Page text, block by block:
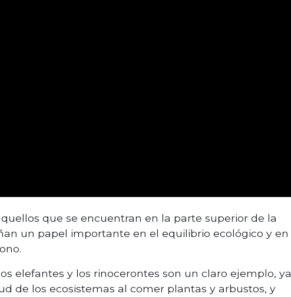
que se encuentran en la parte superior de la
un papel importante en el equilibrio ecológico y en
elefantes y los rinocerontes son un claro ejemplo, ya
de los ecosistemas al comer plantas y arbustos, y